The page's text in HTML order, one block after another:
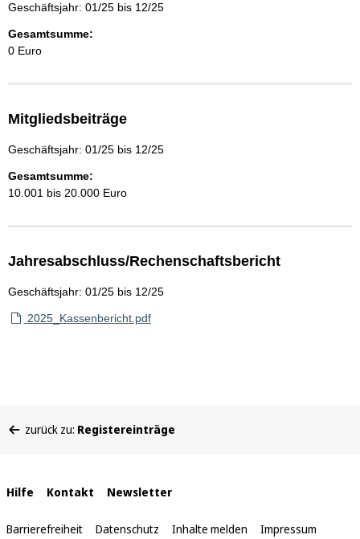
Geschäftsjahr: 01/25 bis 12/25
Gesamtsumme:
0 Euro
Mitgliedsbeiträge
Geschäftsjahr: 01/25 bis 12/25
Gesamtsumme:
10.001 bis 20.000 Euro
Jahresabschluss/Rechenschaftsbericht
Geschäftsjahr: 01/25 bis 12/25
2025_Kassenbericht.pdf
befinden
zurück zu: Registereinträge
Interne
Links
Hilfe Kontakt Newsletter
Barrierefreiheit Datenschutz Inhalte melden Impressum